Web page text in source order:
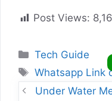
Post Views:
Categories
Tech Guide
Tags
Whatsapp Link
Under Water